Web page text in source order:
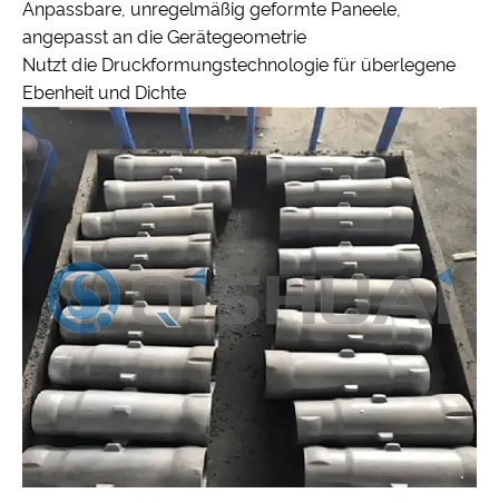
Anpassbare, unregelmäßig geformte Paneele,
angepasst an die Gerätegeometrie
Nutzt die Druckformungstechnologie für überlegene
Ebenheit und Dichte